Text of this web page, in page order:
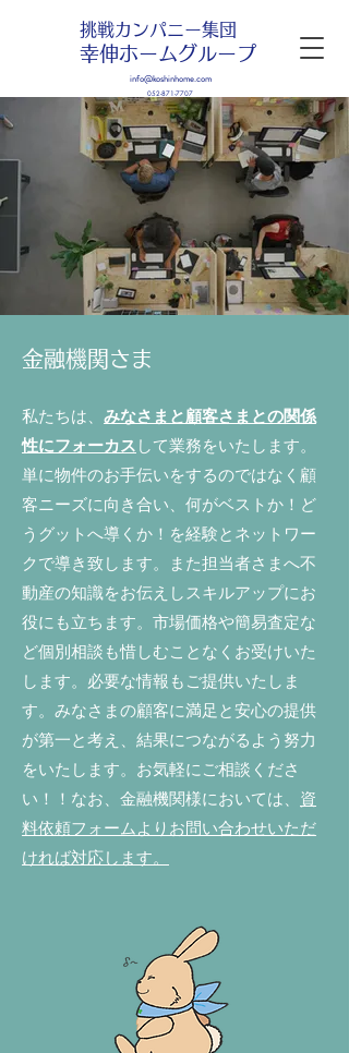
幸伸ホームグループ
挑戦カンパニー集団
info@koshinhome.com
052-871-7707
金融機関さま
私たちは、 みなさまと顧客さまとの関係
性にフォーカスして業務をいたします。
単に物件のお手伝いをするのではなく顧
客ニーズに向き合い、何がベストか！ど
うグットへ導くか！を経験とネットワー
クで導き致します。また担当者さまへ不
動産の知識をお伝えしスキルアップにお
役にも立ちます。市場価格や簡易査定な
ど個別相談も惜しむことなくお受けいた
します。必要な情報もご提供いたしま
す。みなさまの顧客に満足と安心の提供
が第一と考え、結果につながるよう努力
をいたします。お気軽にご相談くださ
い！！ なお、金融機関様においては、 資
料依頼フォームよりお問い合わせいただ
ければ対応します。